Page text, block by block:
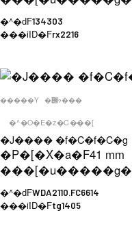
�^�ԁF134303
���iID�Frx2216
�����Y �݌ɂ���
�^�O�E�z�C���[
�J���� �f�C�f�C�g
�P�[�X�a�F41 mm
�^�ԁFWDA2110.FC6614
���iID�Ftg1405